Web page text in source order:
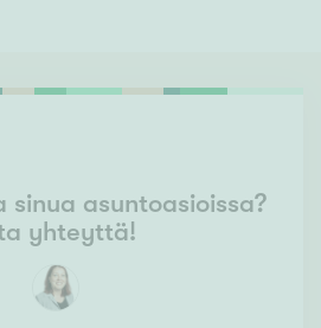
sinua asuntoasioissa?
yhteyttä!